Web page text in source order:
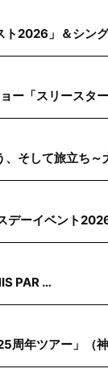
2026」＆シン
ー「スリースタ
そして旅立ち～
デーイベント
PAR …
周年ツアー」（